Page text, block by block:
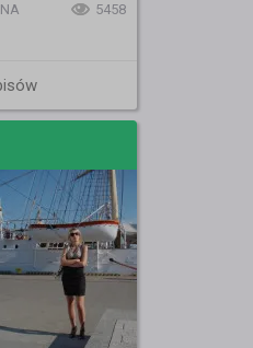
5458